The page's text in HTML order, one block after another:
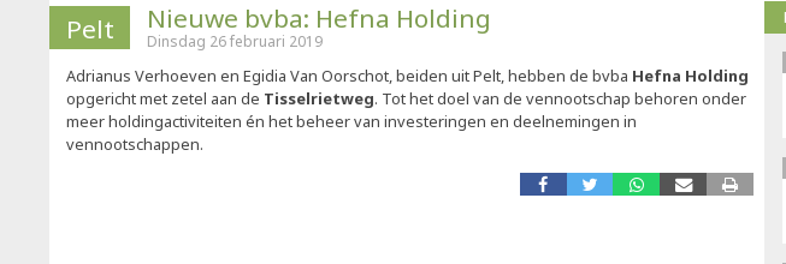
Pelt Nieuwe bvba: Hefna Holding
Dinsdag 26 februari 2019
Adrianus Verhoeven en Egidia Van Oorschot, beiden uit Pelt, hebben de bvba Hefna Holding
opgericht met zetel aan de Tisselrietweg. Tot het doel van de vennootschap behoren onder
meer holdingactiviteiten én het beheer van investeringen en deelnemingen in
vennootschappen.